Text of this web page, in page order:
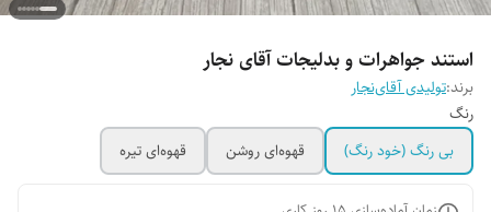
استند جواهرات و بدلیجات آقای نجار
برند:تولیدی آقای‌نجار
رنگ
بی رنگ (خود رنگ)
قهوه‌ای روشن قهوه‌ای تیره